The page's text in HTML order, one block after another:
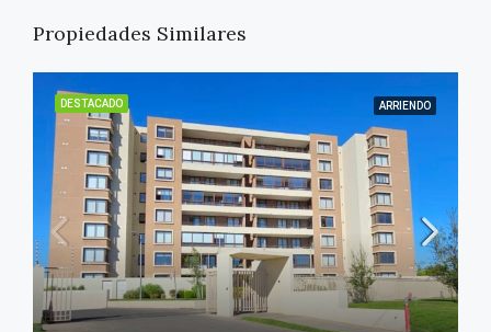
Propiedades Similares
DESTACADO ARRIENDO